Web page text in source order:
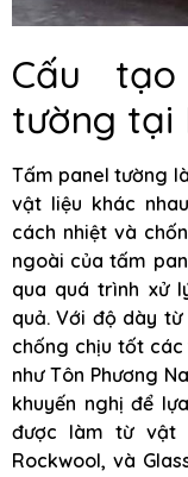
Cấu
tường tại
Tấm panel tường
vật liệu khác
cách nhiệt và
ngoài của tấm
qua quá trình xử
quả. Với độ dày
chống chịu tốt
như Tôn Phương
khuyến nghị để
được làm từ vật
Rockwool, và